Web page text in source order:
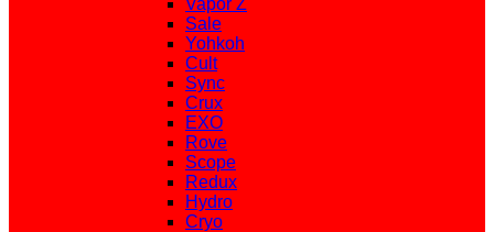
Vapor Z
Sale
Yohkoh
Cult
Sync
Crux
EXO
Rove
Scope
Redux
Hydro
Cryo